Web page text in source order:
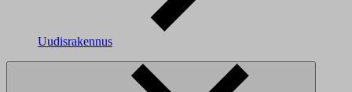
Uudisrakennus